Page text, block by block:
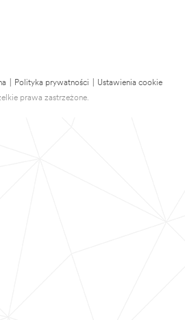
Polityka prywatności
Ustawienia cookie
prawa zastrzeżone.